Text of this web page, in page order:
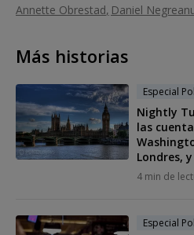
Annette Obrestad Daniel
Más historias
Especial
Nightly
las
Londres,
4 min de
Especial